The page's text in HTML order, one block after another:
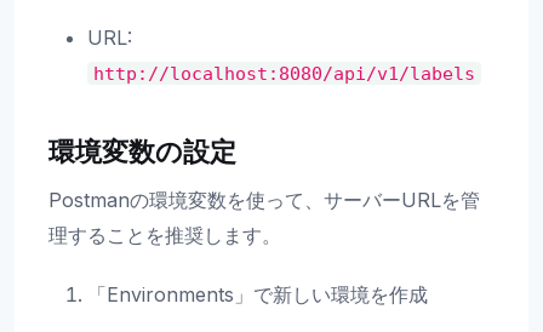
URL:
http://localhost:8080/api/v1/labels
環境変数の設定
Postmanの環境変数を使って、サーバーURLを管
理することを推奨します。
「Environments」で新しい環境を作成